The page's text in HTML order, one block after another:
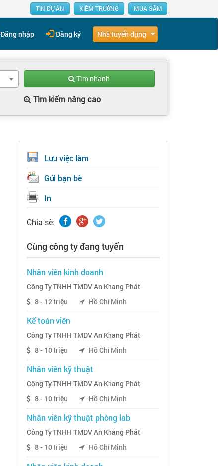
TIN DỰ ÁN KIẾM TRƯỜNG MUA SẮM
Đăng nhập Đăng ký Nhà tuyển dụng
Tìm nhanh
Tìm kiếm nâng cao
Lưu việc làm
Gửi bạn bè
In
Chia sẽ:
Cùng công ty đang tuyển
Nhân viên kinh doanh
Công Ty TNHH TMDV An Khang Phát
8 - 12 triệu
Hồ Chí Minh
Kế toán viên
Công Ty TNHH TMDV An Khang Phát
8 - 10 triệu
Hồ Chí Minh
Nhân viên kỹ thuật
Công Ty TNHH TMDV An Khang Phát
8 - 10 triệu
Hồ Chí Minh
Nhân viên kỹ thuật phòng lab
Công Ty TNHH TMDV An Khang Phát
8 - 10 triệu
Hồ Chí Minh